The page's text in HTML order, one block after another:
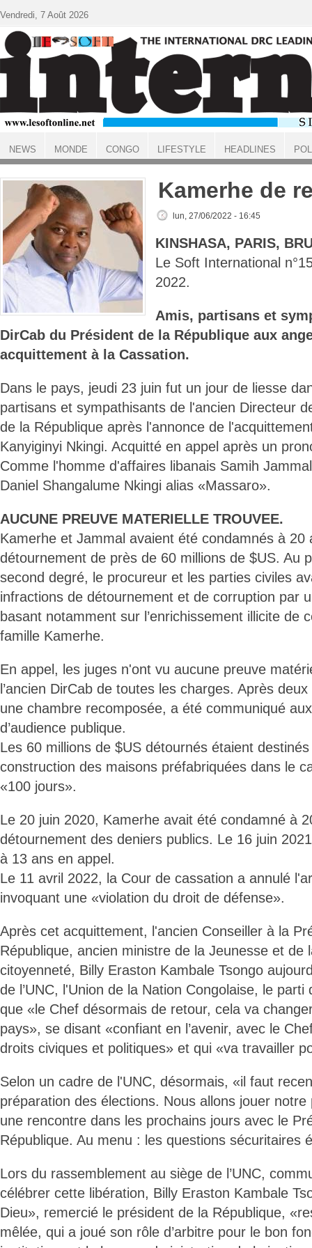
ACCUEIL
Kamerhe de
lun, 27/06/2022 - 16:45
KINSHASA, PARIS,
Le Soft International
2022.
Amis, partisans et
DirCab du Président de la République aux
acquittement à la Cassation.
Dans le pays, jeudi 23 juin fut un jour de liesse
partisans et sympathisants de l'ancien Directeur
de la République après l'annonce de
Kanyiginyi Nkingi. Acquitté en appel après un
Comme l'homme d'affaires libanais Samih
Daniel Shangalume Nkingi alias «Massaro».
AUCUNE PREUVE MATERIELLE TROUVEE.
Kamerhe et Jammal avaient été condamnés à 20
détournement de près de 60 millions de $US. Au
second degré, le procureur et les parties civiles
infractions de détournement et de corruption par
basant notamment sur l’enrichissement illicite de
famille Kamerhe.
En appel, les juges n'ont vu aucune preuve
l’ancien DirCab de toutes les charges. Après
une chambre recomposée, a été communiqué
d’audience publique.
Les 60 millions de $US détournés étaient
construction des maisons préfabriquées dans le
«100 jours».
Le 20 juin 2020, Kamerhe avait été condamné à
détournement des deniers publics. Le 16 juin
à 13 ans en appel.
Le 11 avril 2022, la Cour de cassation a annulé
invoquant une «violation du droit de défense».
Après cet acquittement, l'ancien Conseiller à la
République, ancien ministre de la Jeunesse et de
citoyenneté, Billy Eraston Kambale Tsongo
de l’UNC, l'Union de la Nation Congolaise, le
que «le Chef désormais de retour, cela va
pays», se disant «confiant en l’avenir, avec le
droits civiques et politiques» et qui «va travailler
Selon un cadre de l'UNC, désormais, «il faut
préparation des élections. Nous allons jouer
une rencontre dans les prochains jours avec le
République. Au menu : les questions sécuritaires
Lors du rassemblement au siège de l’UNC,
célébrer cette libération, Billy Eraston Kambale
Dieu», remercié le président de la République,
mêlée, qui a joué son rôle d’arbitre pour le bon
Vendredi, 7 Août 2026
NEWS MONDE CONGO LIFESTYLE HEADLINES